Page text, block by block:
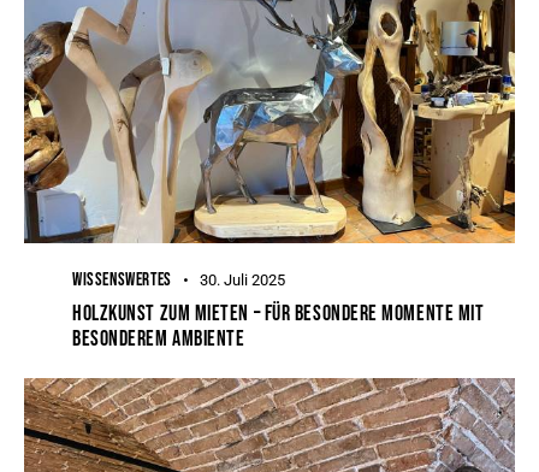
WISSENSWERTES 30. Juli 2025
HOLZKUNST ZUM MIETEN – FÜR BESONDERE MOMENTE MIT
BESONDEREM AMBIENTE